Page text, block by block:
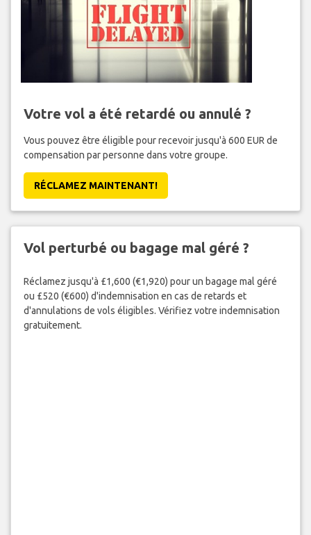
Votre vol a été retardé ou annulé ?
Vous pouvez être éligible pour recevoir jusqu'à 600 EUR de
compensation par personne dans votre groupe.
RÉCLAMEZ MAINTENANT!
Vol perturbé ou bagage mal géré ?
Réclamez jusqu'à £1,600 (€1,920) pour un bagage mal géré
ou £520 (€600) d'indemnisation en cas de retards et
d'annulations de vols éligibles. Vérifiez votre indemnisation
gratuitement.